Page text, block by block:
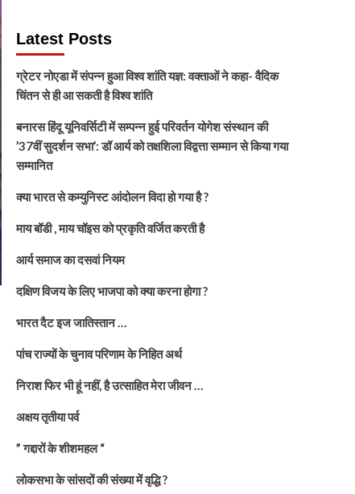
Latest Posts
ग्रेटर नोएडा में संपन्न हुआ विश्व शांति यज्ञ: वक्ताओं ने कहा- वैदिक
चिंतन से ही आ सकती है विश्व शांति
बनारस हिंदू यूनिवर्सिटी में सम्पन्न हुई परिवर्तन योगेश संस्थान की
’37वीं सुदर्शन सभा’: डॉ आर्य को तक्षशिला विद्वत्ता सम्मान से किया गया
सम्मानित
क्या भारत से कम्युनिस्ट आंदोलन विदा हो गया है ?
माय बॉडी , माय चॉइस को प्रकृति वर्जित करती है
आर्य समाज का दसवां नियम
दक्षिण विजय के लिए भाजपा को क्या करना होगा ?
भारत दैट इज जातिस्तान …
पांच राज्यों के चुनाव परिणाम के निहित अर्थ
निराश फिर भी हूं नहीं, है उत्साहित मेरा जीवन …
अक्षय तृतीया पर्व
” गद्दारों के शीशमहल “
लोकसभा के सांसदों की संख्या में वृद्धि ?